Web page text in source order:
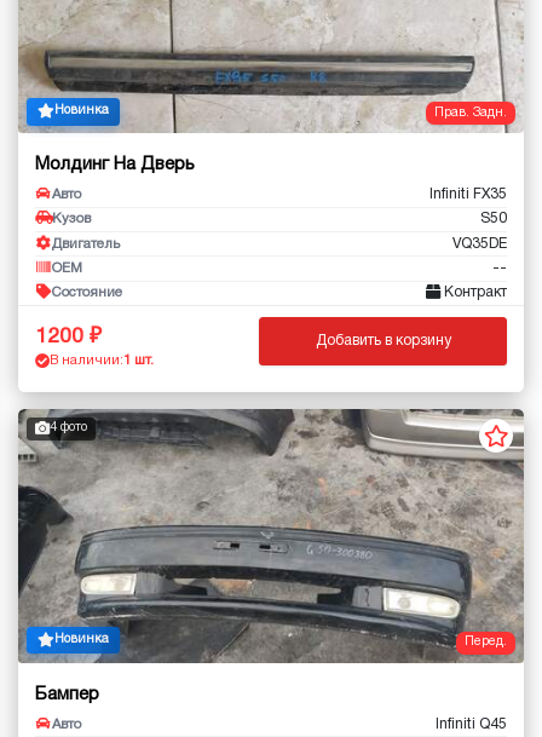
Прав. Задн.
Новинка
Молдинг На Дверь
Авто Infiniti FX35
Кузов S50
Двигатель VQ35DE
OEM --
Состояние Контракт
1200
В наличии: 1 шт.
Добавить в корзину
Перед.
4 фото
Новинка
Бампер
Авто Infiniti Q45